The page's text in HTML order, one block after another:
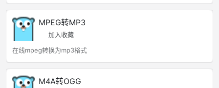
MPEG转MP3
加入收藏
在线mpeg转换为mp3格式
M4A转OGG